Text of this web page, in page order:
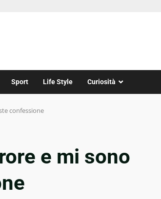
Sport Life Style Curiosità
confessione
e mi sono